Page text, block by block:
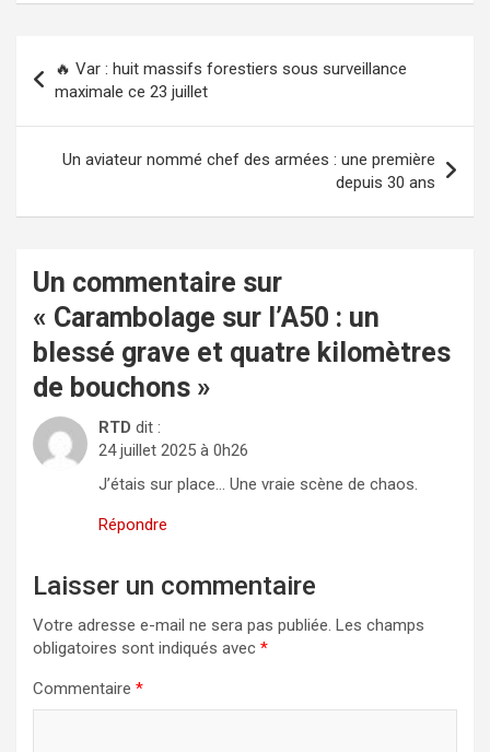
de
l’article
🔥 Var : huit massifs forestiers sous surveillance
maximale ce 23 juillet
Un aviateur nommé chef des armées : une première
depuis 30 ans
Un commentaire sur
« Carambolage sur l’A50 : un
blessé grave et quatre kilomètres
de bouchons »
RTD dit :
24 juillet 2025 à 0h26
J’étais sur place… Une vraie scène de chaos.
Répondre
Laisser un commentaire
Votre adresse e-mail ne sera pas publiée. Les champs
obligatoires sont indiqués avec *
Commentaire *